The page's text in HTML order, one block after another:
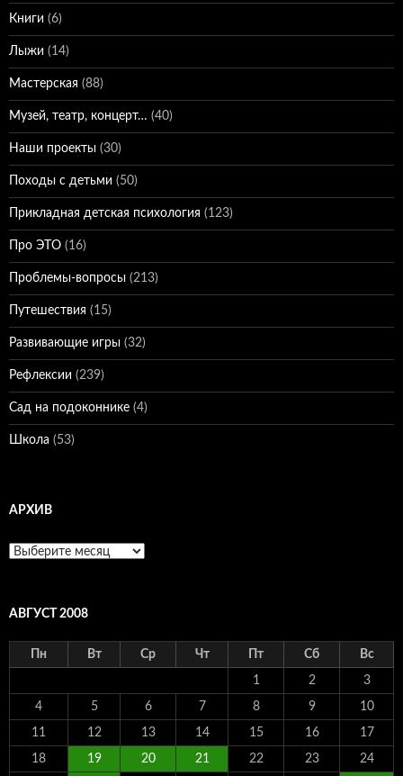
Книги (6)
Лыжи (14)
Мастерская (88)
Музей, театр, концерт… (40)
Наши проекты (30)
Походы с детьми (50)
Прикладная детская психология (123)
Про ЭТО (16)
Проблемы-вопросы (213)
Путешествия (15)
Развивающие игры (32)
Рефлексии (239)
Сад на подоконнике (4)
Школа (53)
АРХИВ
Архив
АВГУСТ 2008
Пн Вт Ср Чт Пт Сб Вс
1 2 3
4 5 6 7 8 9 10
11 12 13 14 15 16 17
18 19 20 21 22 23 24